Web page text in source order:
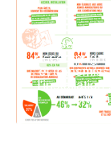
et
l'installation
Civam